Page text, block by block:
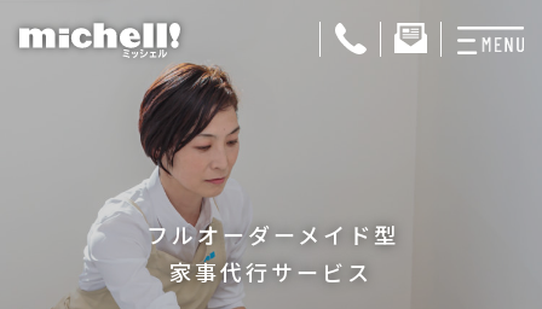
お料理代行
フルオーダーメイド型
家事代行サービス